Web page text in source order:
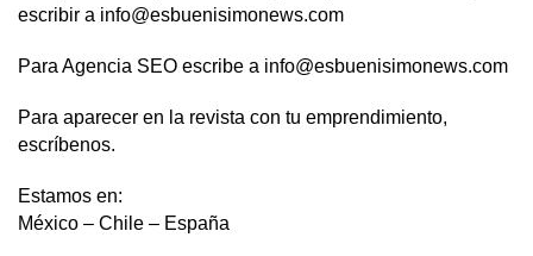
escribir a info@esbuenisimonews.com
Para Agencia SEO escribe a info@esbuenisimonews.com
Para aparecer en la revista con tu emprendimiento,
escríbenos.
Estamos en:
México – Chile – España